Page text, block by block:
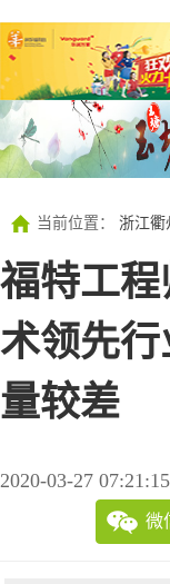
当前位置： 浙江衢
福特工
术领先
量较差
2020-03-27 07:21:15
微